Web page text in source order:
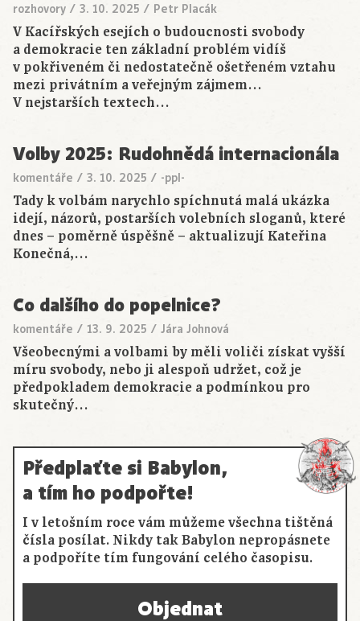
rozhovory / 3. 10. 2025 / Petr Placák
V Kacířských esejích o budoucnosti svobody
a demokracie ten základní problém vidíš
v pokřiveném či nedostatečně ošetřeném vztahu
mezi privátním a veřejným zájmem…
V nejstarších textech…
Volby 2025: Rudohnědá internacionála
komentáře / 3. 10. 2025 / -ppl-
Tady k volbám narychlo spíchnutá malá ukázka
idejí, názorů, postarších volebních sloganů, které
dnes – poměrně úspěšně – aktualizují Kateřina
Konečná,…
Co dalšího do popelnice?
komentáře / 13. 9. 2025 / Jára Johnová
Všeobecnými a volbami by měli voliči získat vyšší
míru svobody, nebo ji alespoň udržet, což je
předpokladem demokracie a podmínkou pro
skutečný…
Předplaťte si Babylon,
a tím ho podpořte!
I v letošním roce vám můžeme všechna tištěná
čísla posílat. Nikdy tak Babylon nepropásnete
a podpoříte tím fungování celého časopisu.
Objednat